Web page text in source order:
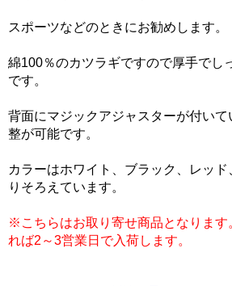
スポーツなどのときにお勧めします。
綿100％のカツラギですので厚手でし
です。
背面にマジックアジャスターが付いて
整が可能です。
カラーはホワイト、ブラック、レッ
りそろえています。
※こちらはお取り寄せ商品となります
れば2～3営業日で入荷します。